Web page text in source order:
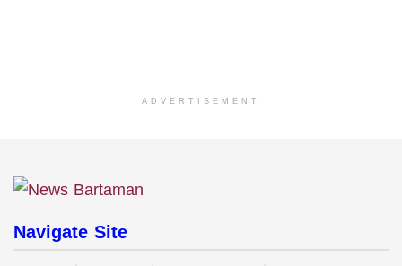
ADVERTISEMENT
Navigate Site